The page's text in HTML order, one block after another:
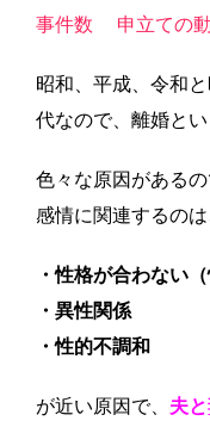
事件数 申立ての
昭和、平成、令和
代なので、離婚と
色々な原因があるの
感情に関連するのは
・性格が合わない
・異性関係
・性的不調和
が近い原因で、 夫